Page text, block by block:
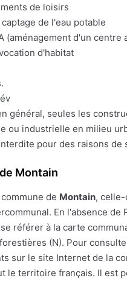
de loisirs
de l'eau potable
(aménagement d'un
d'habitat
général, seules les
ou industrielle en milieu
pour des raisons
Montain
de Montain, celle-
En l'absence
référer à la carte
(N). Pour
sur le site Internet de la
le territoire français. Il est